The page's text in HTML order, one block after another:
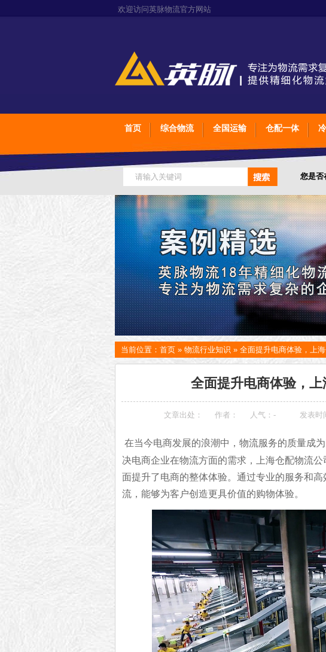
欢迎访问英脉物流官方网站
首页 综合物流 全国运输 仓配一体
您是否
仓储
当前位置： 首页 » 物流行业知识 » 全面提升电商体验，上
全面提升电商体验，
文章出处： 作者： 人气： - 发表时
在当今电商发展的浪潮中，物流服务的质量成
决电商企业在物流方面的需求，上海仓配物流
面提升了电商的整体体验。通过专业的服务和
流 ，能够为客户创造更具价值的购物体验。